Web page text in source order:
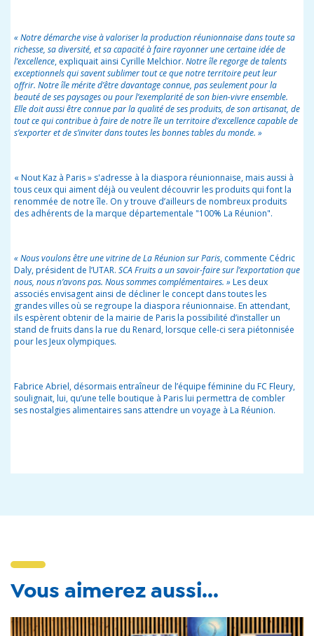
« Notre démarche vise à valoriser la production réunionnaise dans toute sa
richesse, sa diversité, et sa capacité à faire rayonner une certaine idée de
l’excellence, expliquait ainsi Cyrille Melchior. Notre île regorge de talents
exceptionnels qui savent sublimer tout ce que notre territoire peut leur
offrir. Notre île mérite d’être davantage connue, pas seulement pour la
beauté de ses paysages ou pour l’exemplarité de son bien-vivre ensemble.
Elle doit aussi être connue par la qualité de ses produits, de son artisanat, de
tout ce qui contribue à faire de notre île un territoire d’excellence capable de
s’exporter et de s’inviter dans toutes les bonnes tables du monde. »
« Nout Kaz à Paris » s'adresse à la diaspora réunionnaise, mais aussi à
tous ceux qui aiment déjà ou veulent découvrir les produits qui font la
renommée de notre île. On y trouve d’ailleurs de nombreux produits
des adhérents de la marque départementale "100% La Réunion".
« Nous voulons être une vitrine de La Réunion sur Paris, commente Cédric
Daly, président de l’UTAR. SCA Fruits a un savoir-faire sur l’exportation que
nous, nous n’avons pas. Nous sommes complémentaires. » Les deux
associés envisagent ainsi de décliner le concept dans toutes les
grandes villes où se regroupe la diaspora réunionnaise. En attendant,
ils espèrent obtenir de la mairie de Paris la possibilité d’installer un
stand de fruits dans la rue du Renard, lorsque celle-ci sera piétonnisée
pour les Jeux olympiques.
Fabrice Abriel, désormais entraîneur de l’équipe féminine du FC Fleury,
soulignait, lui, qu’une telle boutique à Paris lui permettra de combler
ses nostalgies alimentaires sans attendre un voyage à La Réunion.
Vous aimerez aussi...